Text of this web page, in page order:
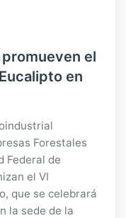
el
en
Forestales
Federal de
el VI
que se celebrará
la sede de la